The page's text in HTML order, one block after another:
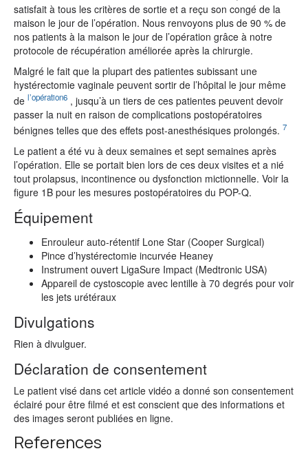
satisfait à tous les critères de sortie et a reçu son congé de la
maison le jour de l’opération. Nous renvoyons plus de 90 % de
nos patients à la maison le jour de l’opération grâce à notre
protocole de récupération améliorée après la chirurgie.
Malgré le fait que la plupart des patientes subissant une
hystérectomie vaginale peuvent sortir de l’hôpital le jour même
de l’opération6 , jusqu’à un tiers de ces patientes peuvent devoir
passer la nuit en raison de complications postopératoires
bénignes telles que des effets post-anesthésiques prolongés. 7
Le patient a été vu à deux semaines et sept semaines après
l’opération. Elle se portait bien lors de ces deux visites et a nié
tout prolapsus, incontinence ou dysfonction mictionnelle. Voir la
figure 1B pour les mesures postopératoires du POP-Q.
Équipement
Enrouleur auto-rétentif Lone Star (Cooper Surgical)
Pince d’hystérectomie incurvée Heaney
Instrument ouvert LigaSure Impact (Medtronic USA)
Appareil de cystoscopie avec lentille à 70 degrés pour voir
les jets urétéraux
Divulgations
Rien à divulguer.
Déclaration de consentement
Le patient visé dans cet article vidéo a donné son consentement
éclairé pour être filmé et est conscient que des informations et
des images seront publiées en ligne.
References